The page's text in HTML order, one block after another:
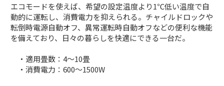
エコモードを使えば、希望の設定温度より1℃低い温度で自
動的に運転し、消費電力を抑えられる。チャイルドロックや
転倒時電源自動オフ、異常運転時自動オフなどの便利な機能
を備えており、日々の暮らしを快適にできる一台だ。
・適用畳数：4～10畳
・消費電力：600～1500W